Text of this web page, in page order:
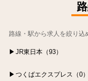
路線・駅から求人を絞り込
JR東日本（93）
つくばエクスプレス（0）